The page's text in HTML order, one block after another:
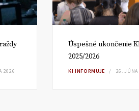
2026
Úspešné ukončenie
2025/2026
KI INFORMUJE 26. JÚNA